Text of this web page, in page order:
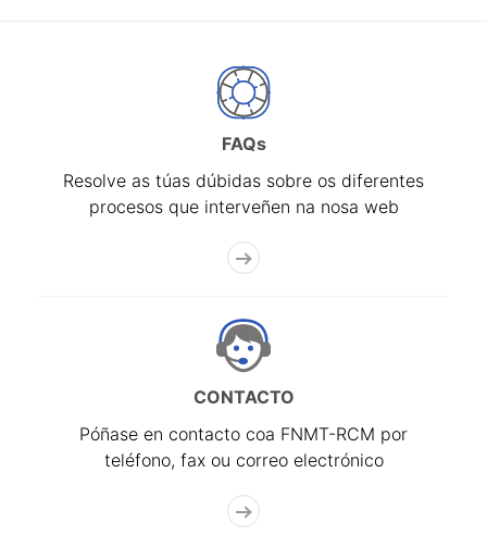
FAQs
Resolve as túas dúbidas sobre os diferentes
procesos que interveñen na nosa web
CONTACTO
Póñase en contacto coa FNMT-RCM por
teléfono, fax ou correo electrónico